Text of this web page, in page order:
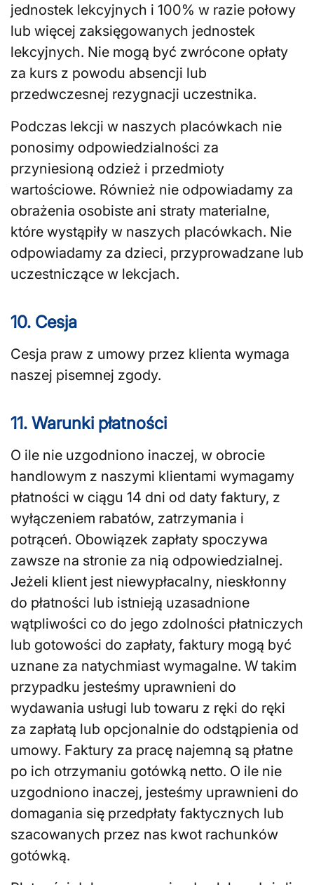
jednostek lekcyjnych i 100% w razie połowy
lub więcej zaksięgowanych jednostek
lekcyjnych. Nie mogą być zwrócone opłaty
za kurs z powodu absencji lub
przedwczesnej rezygnacji uczestnika.
Podczas lekcji w naszych placówkach nie
ponosimy odpowiedzialności za
przyniesioną odzież i przedmioty
wartościowe. Również nie odpowiadamy za
obrażenia osobiste ani straty materialne,
które wystąpiły w naszych placówkach. Nie
odpowiadamy za dzieci, przyprowadzane lub
uczestniczące w lekcjach.
10. Cesja
Cesja praw z umowy przez klienta wymaga
naszej pisemnej zgody.
11. Warunki płatności
O ile nie uzgodniono inaczej, w obrocie
handlowym z naszymi klientami wymagamy
płatności w ciągu 14 dni od daty faktury, z
wyłączeniem rabatów, zatrzymania i
potrąceń. Obowiązek zapłaty spoczywa
zawsze na stronie za nią odpowiedzialnej.
Jeżeli klient jest niewypłacalny, nieskłonny
do płatności lub istnieją uzasadnione
wątpliwości co do jego zdolności płatniczych
lub gotowości do zapłaty, faktury mogą być
uznane za natychmiast wymagalne. W takim
przypadku jesteśmy uprawnieni do
wydawania usługi lub towaru z ręki do ręki
za zapłatą lub opcjonalnie do odstąpienia od
umowy. Faktury za pracę najemną są płatne
po ich otrzymaniu gotówką netto. O ile nie
uzgodniono inaczej, jesteśmy uprawnieni do
domagania się przedpłaty faktycznych lub
szacowanych przez nas kwot rachunków
gotówką.